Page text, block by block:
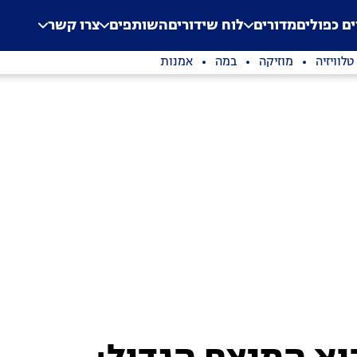
Application error: a
. כפוליםמדורים לוח שידוריםהשותפים צרו קשר
טלוויזיה מוזיקה במה אמנות